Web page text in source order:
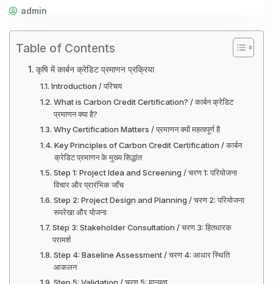
admin
Table of Contents
कृषि में कार्बन क्रेडिट प्रमाणन प्रक्रिया
Introduction / परिचय
What is Carbon Credit Certification? / कार्बन क्रेडिट
प्रमाणन क्या है?
Why Certification Matters / प्रमाणन क्यों महत्वपूर्ण है
Key Principles of Carbon Credit Certification / कार्बन
क्रेडिट प्रमाणन के मुख्य सिद्धांत
Step 1: Project Idea and Screening / चरण 1: परियोजना
विचार और प्रारंभिक जाँच
Step 2: Project Design and Planning / चरण 2: परियोजना
रूपरेखा और योजना
Step 3: Stakeholder Consultation / चरण 3: हितधारक
परामर्श
Step 4: Baseline Assessment / चरण 4: आधार स्थिति
आकलन
Step 5: Validation / चरण 5: मान्यता